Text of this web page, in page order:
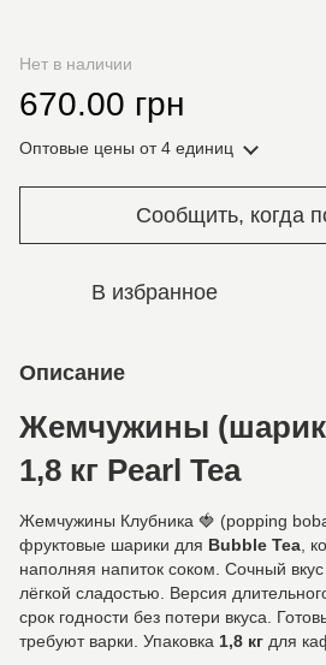
Нет в наличии
670.00 грн
Оптовые цены от 4 единиц
Сообщить, когда
В избранное
Описание
Жемчужины
1,8 кг Pearl Tea
Жемчужины Клубника 🍓 (popping
фруктовые шарики для Bubble Tea ,
наполняя напиток соком. Сочный
лёгкой сладостью. Версия
срок годности без потери вкуса.
требуют варки. Упаковка 1,8 кг для